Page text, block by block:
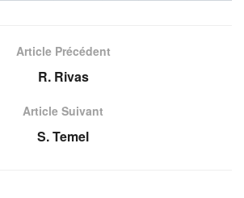
Article Précédent
R. Rivas
Article Suivant
S. Temel